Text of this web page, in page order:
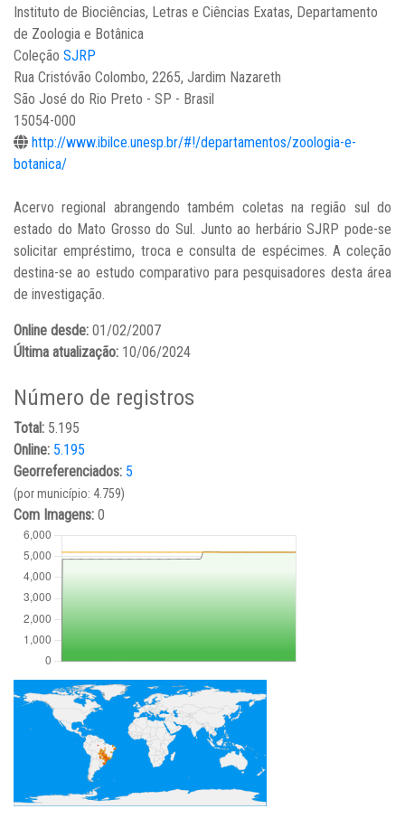
Instituto de Biociências, Letras e Ciências Exatas, Departamento
de Zoologia e Botânica
Coleção SJRP
Rua Cristóvão Colombo, 2265, Jardim Nazareth
São José do Rio Preto - SP - Brasil
15054-000
http://www.ibilce.unesp.br/#!/departamentos/zoologia-e-
botanica/
Acervo regional abrangendo também coletas na região sul do
estado do Mato Grosso do Sul. Junto ao herbário SJRP pode-se
solicitar empréstimo, troca e consulta de espécimes. A coleção
destina-se ao estudo comparativo para pesquisadores desta área
de investigação.
Online desde: 01/02/2007
Última atualização: 10/06/2024
Número de registros
Total: 5.195
Online: 5.195
Georreferenciados: 5
(por município: 4.759)
Com Imagens: 0